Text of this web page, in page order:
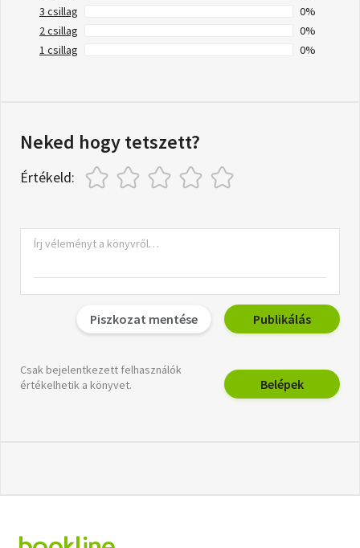
3 csillag
0%
2 csillag
0%
1 csillag
0%
Neked hogy tetszett?
Értékeld:
Piszkozat mentése Publikálás
Csak bejelentkezett felhasználók
értékelhetik a könyvet.
Belépek